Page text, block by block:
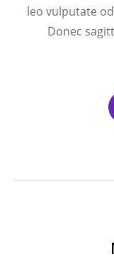
leo vulputate
Donec